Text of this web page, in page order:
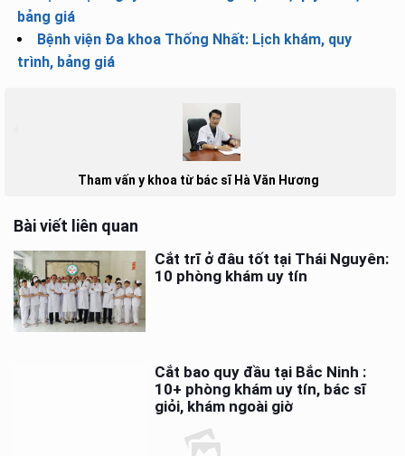
bảng giá
Bệnh viện Đa khoa Thống Nhất: Lịch khám, quy
trình, bảng giá
Tham vấn y khoa từ bác sĩ Hà Văn Hương
Bài viết liên quan
Cắt trĩ ở đâu tốt tại Thái Nguyên:
10 phòng khám uy tín
Cắt bao quy đầu tại Bắc Ninh :
10+ phòng khám uy tín, bác sĩ
giỏi, khám ngoài giờ